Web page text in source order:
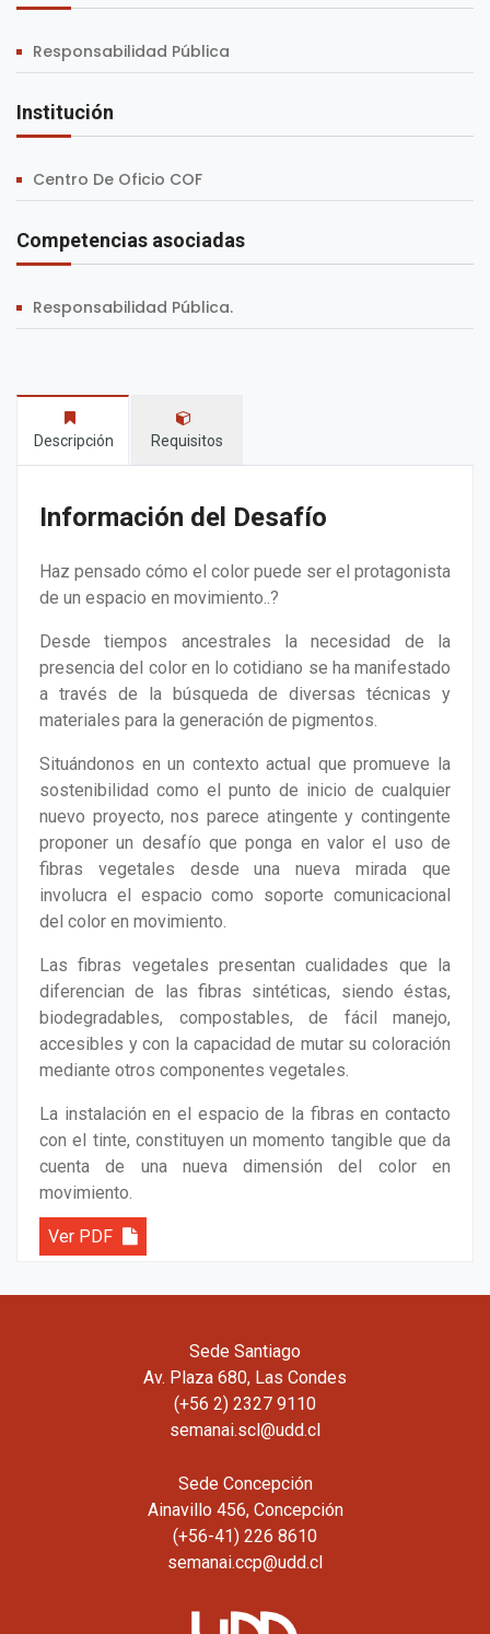
Responsabilidad Pública
Institución
Centro De Oficio COF
Competencias asociadas
Responsabilidad Pública.
Descripción Requisitos
Información del Desafío
Haz pensado cómo el color puede ser el protagonista
de un espacio en movimiento..?
Desde tiempos ancestrales la necesidad de la
presencia del color en lo cotidiano se ha manifestado
a través de la búsqueda de diversas técnicas y
materiales para la generación de pigmentos.
Situándonos en un contexto actual que promueve la
sostenibilidad como el punto de inicio de cualquier
nuevo proyecto, nos parece atingente y contingente
proponer un desafío que ponga en valor el uso de
fibras vegetales desde una nueva mirada que
involucra el espacio como soporte comunicacional
del color en movimiento.
Las fibras vegetales presentan cualidades que la
diferencian de las fibras sintéticas, siendo éstas,
biodegradables, compostables, de fácil manejo,
accesibles y con la capacidad de mutar su coloración
mediante otros componentes vegetales.
La instalación en el espacio de la fibras en contacto
con el tinte, constituyen un momento tangible que da
cuenta de una nueva dimensión del color en
movimiento.
Ver PDF
Sede Santiago
Av. Plaza 680, Las Condes
(+56 2) 2327 9110
semanai.scl@udd.cl
Sede Concepción
Ainavillo 456, Concepción
(+56-41) 226 8610
semanai.ccp@udd.cl